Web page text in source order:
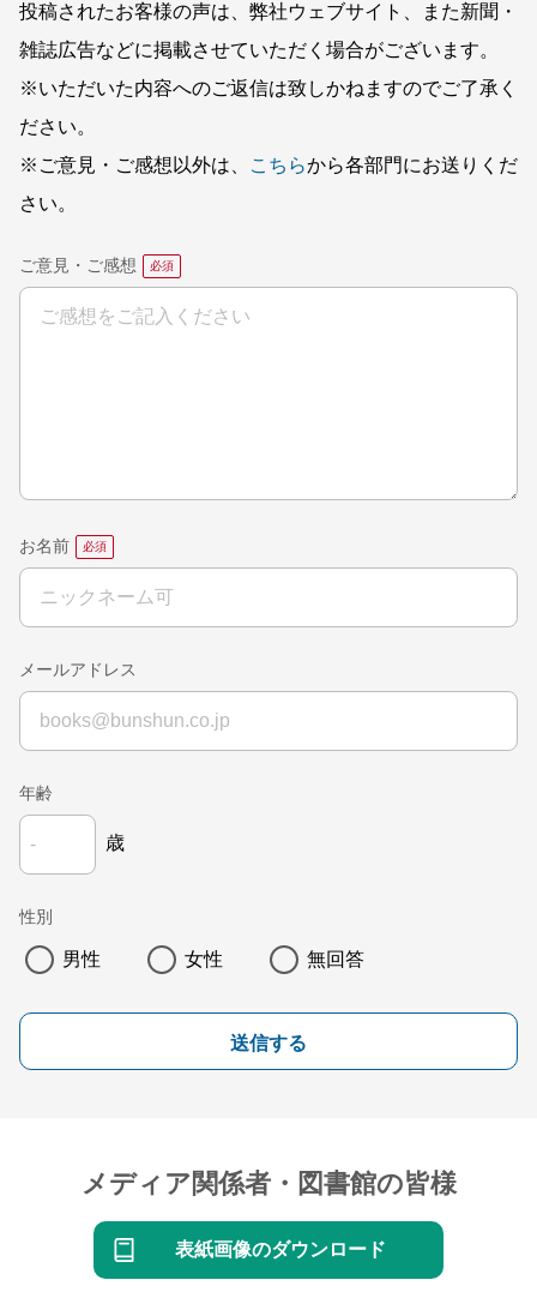
投稿されたお客様の声は、弊社ウェブサイト、また新聞・
雑誌広告などに掲載させていただく場合がございます。
※いただいた内容へのご返信は致しかねますのでご了承く
ださい。
※ご意見・ご感想以外は、
こちらから各部門にお送りくだ
さい。
ご意見・ご感想
お名前
メールアドレス
年齢
歳
性別
男性 女性 無回答
送信する
メディア関係者・図書館の皆様
表紙画像のダウンロード